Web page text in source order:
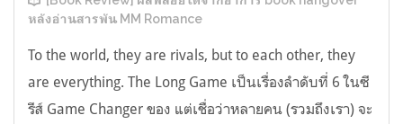
หลังอ่านสารพัน MM Romance
To the world, they are rivals, but to each other, they
are everything. The Long Game เป็นเรื่องลำดับที่ 6 ในซี
รีส์ Game Changer ของ แต่เชื่อว่าหลายคน (รวมถึงเรา) จะ